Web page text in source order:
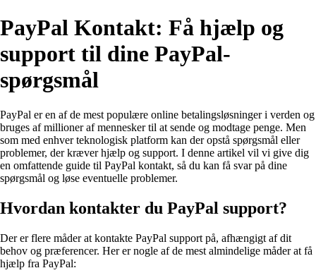
PayPal Kontakt: Få hjælp og
support til dine PayPal-
spørgsmål
PayPal er en af de mest populære online betalingsløsninger i verden og
bruges af millioner af mennesker til at sende og modtage penge. Men
som med enhver teknologisk platform kan der opstå spørgsmål eller
problemer, der kræver hjælp og support. I denne artikel vil vi give dig
en omfattende guide til PayPal kontakt, så du kan få svar på dine
spørgsmål og løse eventuelle problemer.
Hvordan kontakter du PayPal support?
Der er flere måder at kontakte PayPal support på, afhængigt af dit
behov og præferencer. Her er nogle af de mest almindelige måder at få
hjælp fra PayPal: